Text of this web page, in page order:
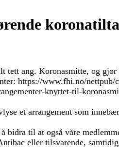
ang. Koronasmitte, og
https://www.fhi.no/
knyttet-til-
et arrangement som
bidra til at også våre
eller tilsvarende,